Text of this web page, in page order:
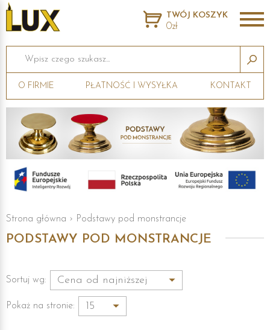
TWÓJ KOSZYK
0zł
Wpisz czego szukasz...
O FIRMIE PŁATNOŚĆ I WYSYŁKA KONTAKT
Strona główna › Podstawy pod monstrancje
PODSTAWY POD MONSTRANCJE
Sortuj wg:
Pokaż na stronie: